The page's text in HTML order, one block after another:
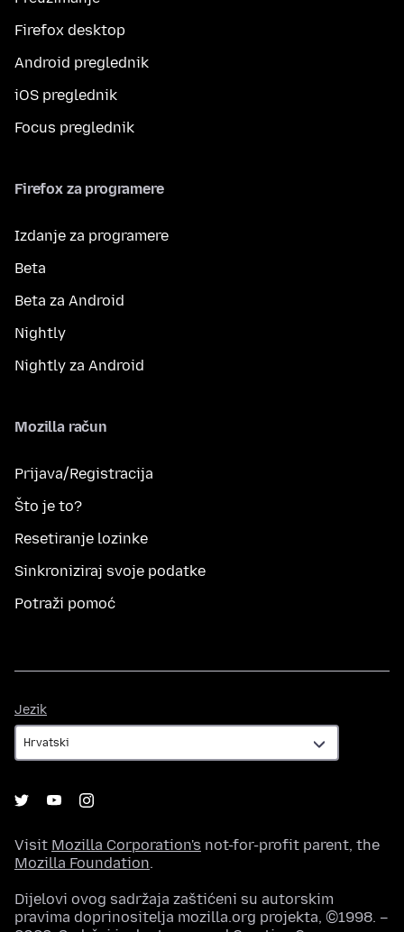
Firefox desktop
Android preglednik
iOS preglednik
Focus preglednik
Firefox za programere
Izdanje za programere
Beta
Beta za Android
Nightly
Nightly za Android
Mozilla račun
Prijava/Registracija
Što je to?
Resetiranje lozinke
Sinkroniziraj svoje podatke
Potraži pomoć
Jezik
Visit Mozilla Corporation's not-for-profit parent, the
Mozilla Foundation.
Dijelovi ovog sadržaja zaštićeni su autorskim
pravima doprinositelja mozilla.org projekta, ©1998. –